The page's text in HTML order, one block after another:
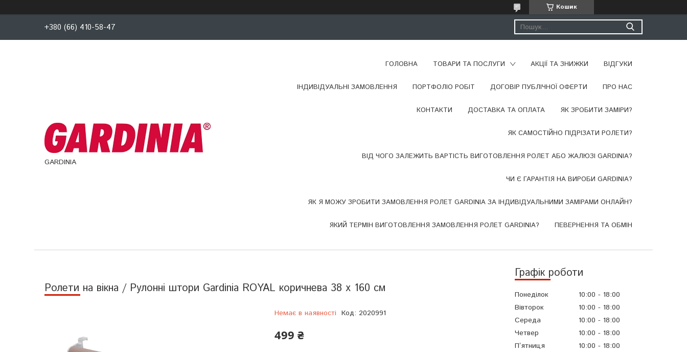
Кошик
+380 (66) 410-58-47
GARDINIA
ГОЛОВНА ТОВАРИ ТА ПОСЛУГИ АКЦІЇ ТА ЗНИЖКИ ВІДГУКИ
ІНДИВІДУАЛЬНІ ЗАМОВЛЕННЯ ПОРТФОЛІО РОБІТ ДОГОВІР ПУБЛІЧНОЇ ОФЕРТИ ПРО НАС
КОНТАКТИ ДОСТАВКА ТА ОПЛАТА ​ЯК ЗРОБИТИ ЗАМІРИ?
ЯК САМОСТІЙНО ПІДРІЗАТИ РОЛЕТИ?
ВІД ЧОГО ЗАЛЕЖИТЬ ВАРТІСТЬ ВИГОТОВЛЕННЯ РОЛЕТ АБО ЖАЛЮЗІ GARDINIA?
ЧИ Є ГАРАНТІЯ НА ВИРОБИ GARDINIA?
ЯК Я МОЖУ ЗРОБИТИ ЗАМОВЛЕННЯ РОЛЕТ GARDINIA ЗА ІНДИВІДУАЛЬНИМИ ЗАМІРАМИ ОНЛАЙН?
ЯКИЙ ТЕРМІН ВИГОТОВЛЕННЯ ЗАМОВЛЕННЯ РОЛЕТ GARDINIA? ПЕВЕРНЕННЯ ТА ОБМІН
Графік роботи
Понеділок 10:00
18:00
Вівторок
10:00
18:00
Середа
10:00
18:00
Четвер
10:00
18:00
Пʼятниця
10:00
18:00
Ролети на вікна / Рулонні штори Gardinia ROYAL коричнева 38 x 160 см
Немає в наявності Код: 2020991
499 ₴